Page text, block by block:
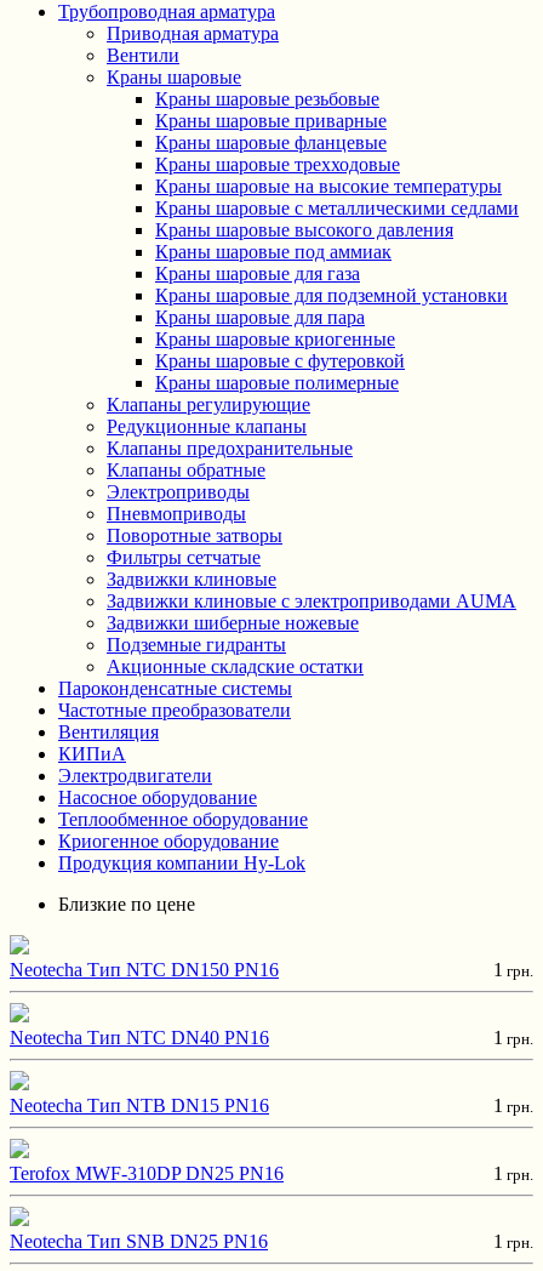
Трубопроводная арматура
Приводная арматура
Вентили
Краны шаровые
Краны шаровые резьбовые
Краны шаровые приварные
Краны шаровые фланцевые
Краны шаровые трехходовые
Краны шаровые на высокие температуры
Краны шаровые с металлическими седлами
Краны шаровые высокого давления
Краны шаровые под аммиак
Краны шаровые для газа
Краны шаровые для подземной установки
Краны шаровые для пара
Краны шаровые криогенные
Краны шаровые с футеровкой
Краны шаровые полимерные
Клапаны регулирующие
Редукционные клапаны
Клапаны предохранительные
Клапаны обратные
Электроприводы
Пневмоприводы
Поворотные затворы
Фильтры сетчатые
Задвижки клиновые
Задвижки клиновые с электроприводами AUMA
Задвижки шиберные ножевые
Подземные гидранты
Акционные складские остатки
Пароконденсатные системы
Частотные преобразователи
Вентиляция
КИПиА
Электродвигатели
Насосное оборудование
Теплообменное оборудование
Криогенное оборудование
Продукция компании Hy-Lok
Близкие по цене
Neotecha Тип NTC DN150 PN16 1 грн.
Neotecha Тип NTC DN40 PN16 1 грн.
Neotecha Тип NTB DN15 PN16 1 грн.
Terofox MWF-310DP DN25 PN16 1 грн.
Neotecha Тип SNB DN25 PN16 1 грн.